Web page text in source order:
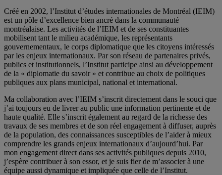
Créé en 2002, l’Institut d’études internationales de Montréal (IEIM)
est un pôle d’excellence bien ancré dans la communauté
montréalaise. Les activités de l’IEIM et de ses constituantes
mobilisent tant le milieu académique, les représentants
gouvernementaux, le corps diplomatique que les citoyens intéressés
par les enjeux internationaux. Par son réseau de partenaires privés,
publics et institutionnels, l’Institut participe ainsi au développement
de la « diplomatie du savoir » et contribue au choix de politiques
publiques aux plans municipal, national et international.
Ma collaboration avec l’IEIM s’inscrit directement dans le souci que
j’ai toujours eu de livrer au public une information pertinente et de
haute qualité. Elle s’inscrit également au regard de la richesse des
travaux de ses membres et de son réel engagement à diffuser, auprès
de la population, des connaissances susceptibles de l’aider à mieux
comprendre les grands enjeux internationaux d’aujourd’hui. Par
mon engagement direct dans ses activités publiques depuis 2010,
j’espère contribuer à son essor, et je suis fier de m’associer à une
équipe aussi dynamique et impliquée que celle de l’Institut.